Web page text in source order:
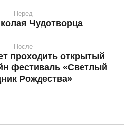
Перед
Чудотворца
После
проходить открытый
фестиваль «Светлый
Рождества»